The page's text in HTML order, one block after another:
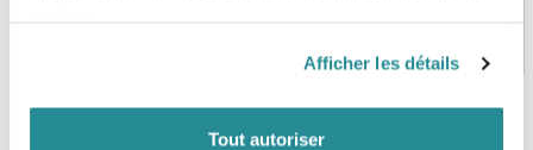
Afficher les détails
Tout autoriser